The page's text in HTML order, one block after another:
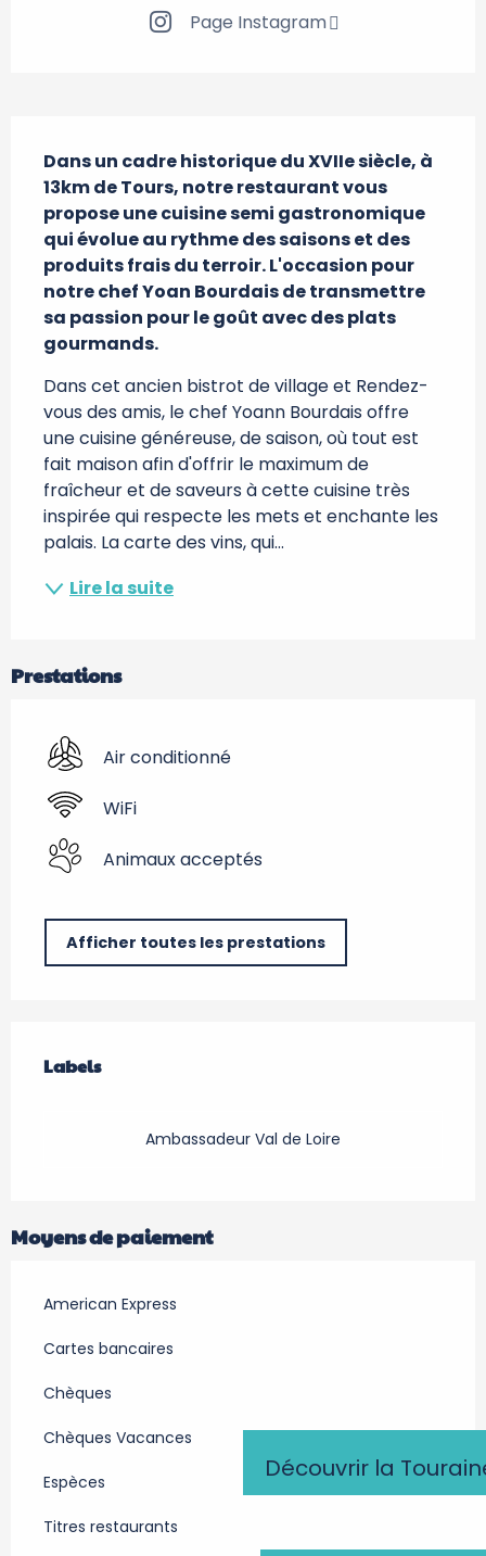
Découvrir la
Page Instagram
Dans un cadre historique du XVIIe siècle, à
13km de Tours, notre restaurant vous
propose une cuisine semi gastronomique
qui évolue au rythme des saisons et des
produits frais du terroir. L'occasion pour
notre chef Yoan Bourdais de transmettre
sa passion pour le goût avec des plats
gourmands.
Dans cet ancien bistrot de village et Rendez-
vous des amis, le chef Yoann Bourdais offre
une cuisine généreuse, de saison, où tout est
fait maison afin d'offrir le maximum de
fraîcheur et de saveurs à cette cuisine très
inspirée qui respecte les mets et enchante les
palais. La carte des vins, qui...
Lire la suite
Prestations
Air conditionné
WiFi
Animaux acceptés
Afficher toutes les prestations
Labels
Labels
Ambassadeur Val de Loire
Moyens de paiement
American Express
Cartes bancaires
Chèques
Chèques Vacances
Espèces
Titres restaurants